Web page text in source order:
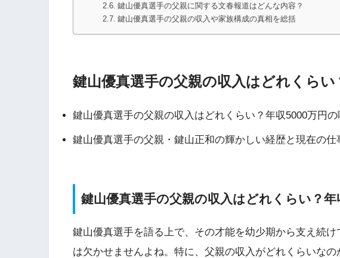
鍵山優真選手の父親に関する文春報道はどんな内容？
鍵山優真選手の父親の収入や家族構成の真相を総括
鍵山優真選手の父親の収入はどれくら
鍵山優真選手の父親の収入はどれくらい？年収5000万円の
鍵山優真選手の父親・鍵山正和の輝かしい経歴と現在の仕
鍵山優真選手の父親の収入はどれくらい？
鍵山優真選手を語る上で、その才能を幼少期から支え続
は欠かせませんよね。特に、父親の収入がどれくらいな